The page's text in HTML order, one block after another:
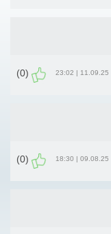
11.09.25 | 23:02
(0)
09.08.25 | 18:30
(0)